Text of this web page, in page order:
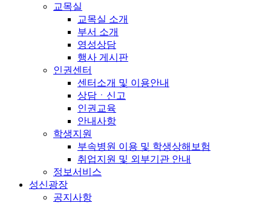
교목실
교목실 소개
부서 소개
영성상담
행사 게시판
인권센터
센터소개 및 이용안내
상담ㆍ신고
인권교육
안내사항
학생지원
부속병원 이용 및 학생상해보험
취업지원 및 외부기관 안내
정보서비스
성신광장
공지사항